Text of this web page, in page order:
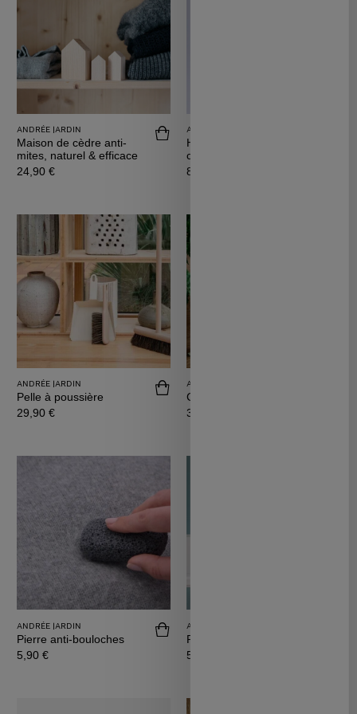
ANDRÉE JARDIN
Maison de cèdre anti-
mites, naturel & efficace
Prix
24,90 €
Acheter Maison de cèdre anti-mites,
ANDRÉE JARDIN
Huile essentielle de
cèdre de l'atlas BIO
Prix
8,90 €
ANDRÉE JARDIN
Pelle à poussière
Prix
29,90 €
Acheter Pelle à poussière
ANDRÉE JARDIN
Coffret ramasse miettes
Prix
34,90 €
ANDRÉE JARDIN
Pierre anti-bouloches
Prix
5,90 €
Acheter Pierre anti-bouloches
ANDRÉE JARDIN
Pierre ponce
Prix
5,90 €